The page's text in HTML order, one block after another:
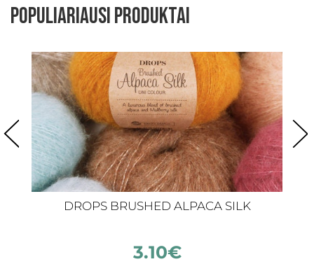
Populiariausi produktai
DROPS BRUSHED ALPACA SILK
3.10€